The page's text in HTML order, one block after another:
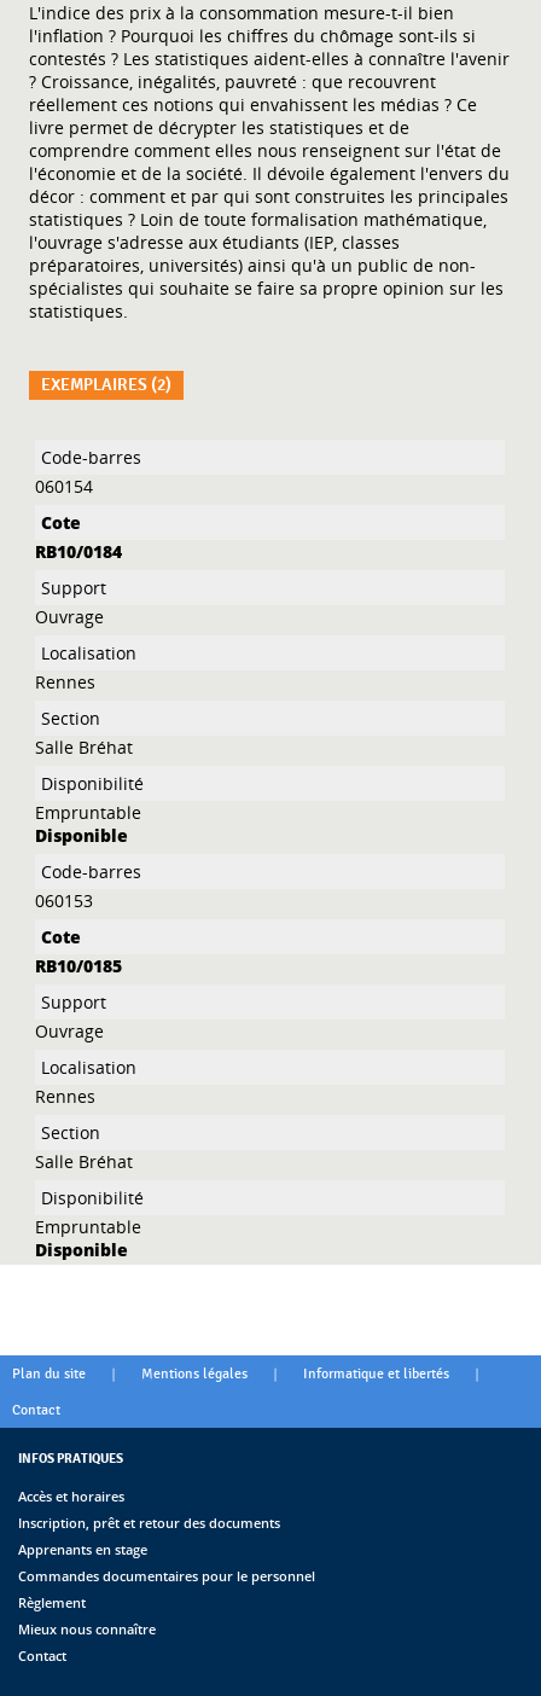
L'indice des prix à la consommation mesure-t-il bien
l'inflation ? Pourquoi les chiffres du chômage sont-ils si
contestés ? Les statistiques aident-elles à connaître l'avenir
? Croissance, inégalités, pauvreté : que recouvrent
réellement ces notions qui envahissent les médias ? Ce
livre permet de décrypter les statistiques et de
comprendre comment elles nous renseignent sur l'état de
l'économie et de la société. Il dévoile également l'envers du
décor : comment et par qui sont construites les principales
statistiques ? Loin de toute formalisation mathématique,
l'ouvrage s'adresse aux étudiants (IEP, classes
préparatoires, universités) ainsi qu'à un public de non-
spécialistes qui souhaite se faire sa propre opinion sur les
statistiques.
EXEMPLAIRES (2)
Liste des exemplaires
060154
RB10/0184
Ouvrage
Rennes
Salle Bréhat
Empruntable
Disponible
060153
RB10/0185
Ouvrage
Rennes
Salle Bréhat
Empruntable
Disponible
Plan du site | Mentions légales | Informatique et libertés |
Contact
INFOS PRATIQUES
Accès et horaires
Inscription, prêt et retour des documents
Apprenants en stage
Commandes documentaires pour le personnel
Règlement
Mieux nous connaître
Contact